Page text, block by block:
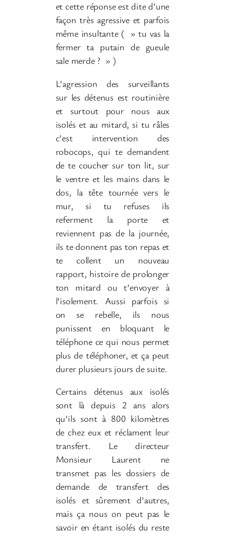
et cette réponse est dite d’une
façon très agressive et parfois
même insultante ( » tu vas la
fermer ta putain de gueule
sale merde ? » )
L’agression des surveillants
sur les détenus est routinière
et surtout pour nous aux
isolés et au mitard, si tu râles
c’est intervention des
robocops, qui te demandent
de te coucher sur ton lit, sur
le ventre et les mains dans le
dos, la tête tournée vers le
mur, si tu refuses ils
referment la porte et
reviennent pas de la journée,
ils te donnent pas ton repas et
te collent un nouveau
rapport, histoire de prolonger
ton mitard ou t’envoyer à
l’isolement. Aussi parfois si
on se rebelle, ils nous
punissent en bloquant le
téléphone ce qui nous permet
plus de téléphoner, et ça peut
durer plusieurs jours de suite.
Certains détenus aux isolés
sont là depuis 2 ans alors
qu’ils sont à 800 kilomètres
de chez eux et réclament leur
transfert. Le directeur
Monsieur Laurent ne
transmet pas les dossiers de
demande de transfert des
isolés et sûrement d’autres,
mais ça nous on peut pas le
savoir en étant isolés du reste